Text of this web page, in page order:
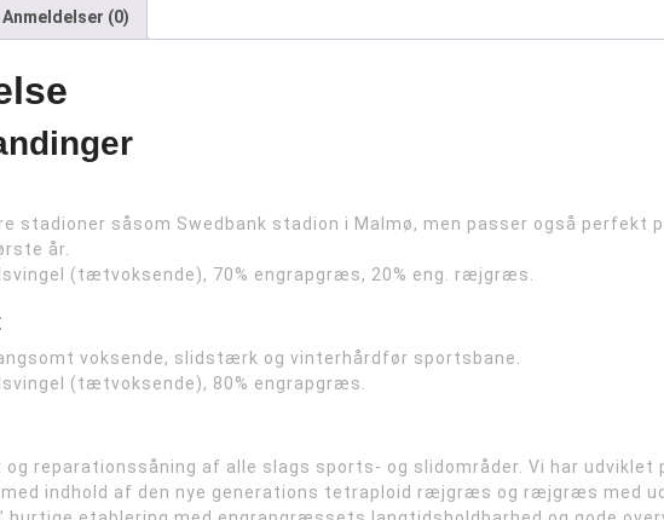
Anmeldelser (0)
stadioner såsom Swedbank stadion i Malmø, men passer også
år.
(tætvoksende), 70% engrapgræs, 20% eng. ræjgræs.
voksende, slidstærk og vinterhårdfør sportsbane.
(tætvoksende), 80% engrapgræs.
og reparationssåning af alle slags sports- og slidområder. Vi har
indhold af den nye generations tetraploid ræjgræs og ræjgræs med